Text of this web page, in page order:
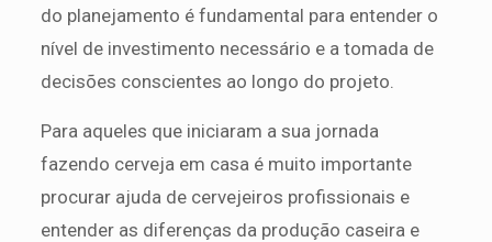
do planejamento é fundamental para entender o
nível de investimento necessário e a tomada de
decisões conscientes ao longo do projeto.
Para aqueles que iniciaram a sua jornada
fazendo cerveja em casa é muito importante
procurar ajuda de cervejeiros profissionais e
entender as diferenças da produção caseira e